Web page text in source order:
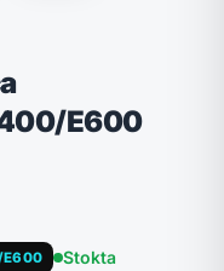
E600
Stokta